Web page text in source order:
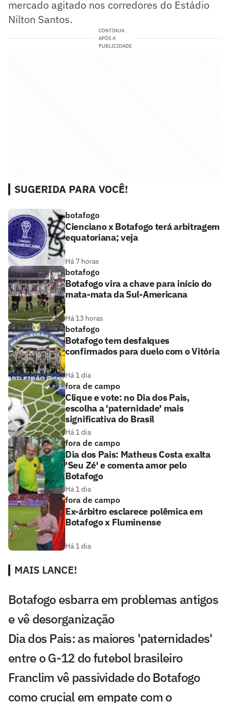
mercado agitado nos corredores do Estádio
Nilton Santos.
CONTINUA
APÓS A
PUBLICIDADE
SUGERIDA PARA VOCÊ!
botafogo
Cienciano x Botafogo terá arbitragem
equatoriana; veja
Há 7 horas
botafogo
Botafogo vira a chave para início do
mata-mata da Sul-Americana
Há 13 horas
botafogo
Botafogo tem desfalques
confirmados para duelo com o Vitória
Há 1 dia
fora de campo
Clique e vote: no Dia dos Pais,
escolha a 'paternidade' mais
significativa do Brasil
Há 1 dia
fora de campo
Dia dos Pais: Matheus Costa exalta
'Seu Zé' e comenta amor pelo
Botafogo
Há 1 dia
fora de campo
Ex-árbitro esclarece polêmica em
Botafogo x Fluminense
Há 1 dia
MAIS LANCE!
Botafogo esbarra em problemas antigos
e vê desorganização
Dia dos Pais: as maiores 'paternidades'
entre o G-12 do futebol brasileiro
Franclim vê passividade do Botafogo
como crucial em empate com o